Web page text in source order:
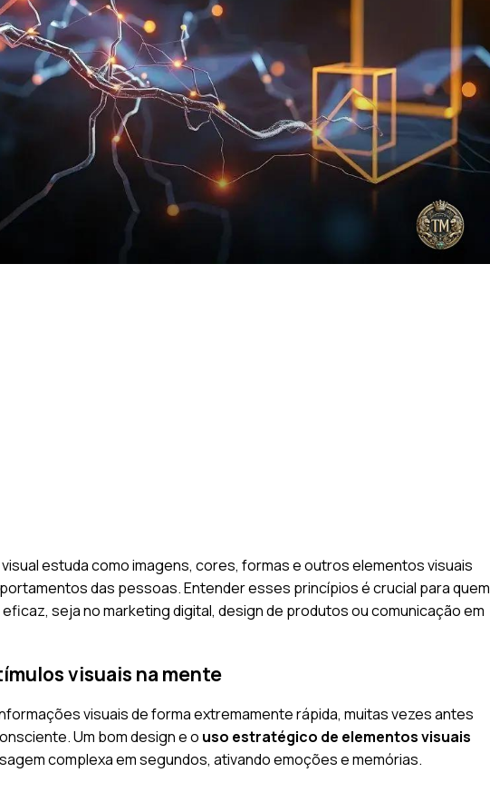
estuda como imagens, cores, formas e outros elementos visuais
das pessoas. Entender esses princípios é crucial para quem
seja no marketing digital, design de produtos ou comunicação em
visuais na mente
visuais de forma extremamente rápida, muitas vezes antes
Um bom design e o uso estratégico de elementos visuais
complexa em segundos, ativando emoções e memórias.